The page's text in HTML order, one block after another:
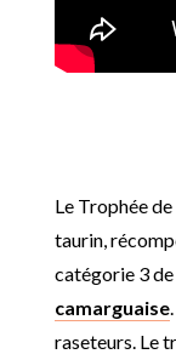
Le Trophée
taurin,
catégorie 3
camarguaise
raseteurs. Le